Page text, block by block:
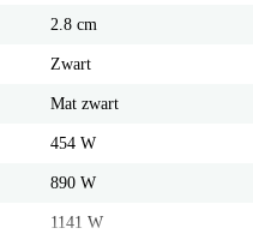
2.8 cm
Zwart
Mat zwart
454 W
890 W
1141 W